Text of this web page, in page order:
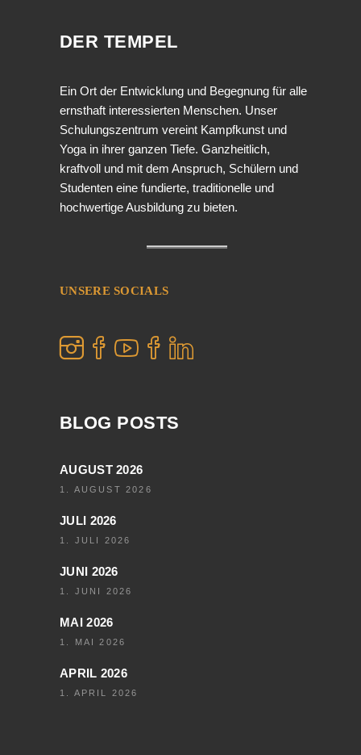
DER TEMPEL
Ein Ort der Entwicklung und Begegnung für alle
ernsthaft interessierten Menschen. Unser
Schulungszentrum vereint Kampfkunst und
Yoga in ihrer ganzen Tiefe. Ganzheitlich,
kraftvoll und mit dem Anspruch, Schülern und
Studenten eine fundierte, traditionelle und
hochwertige Ausbildung zu bieten.
UNSERE SOCIALS
BLOG POSTS
AUGUST 2026
1. AUGUST 2026
JULI 2026
1. JULI 2026
JUNI 2026
1. JUNI 2026
MAI 2026
1. MAI 2026
APRIL 2026
1. APRIL 2026